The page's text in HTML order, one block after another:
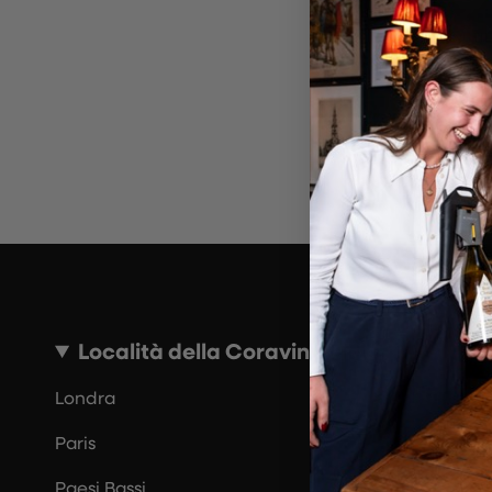
~10 MINUTI
Località della Coravin Guide
Londra
Paris
Paesi Bassi